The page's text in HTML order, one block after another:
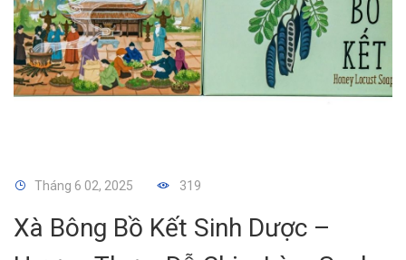
Tháng 6 02, 2025 319
Xà Bông Bồ Kết Sinh Dược –